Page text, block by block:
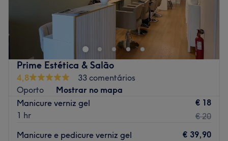
Prime Estética & Salão
4,8
33 comentários
Oporto
Mostrar no mapa
Manicure verniz gel
1 hr
€ 18
€ 20
Manicure e pedicure verniz gel
€ 39,90